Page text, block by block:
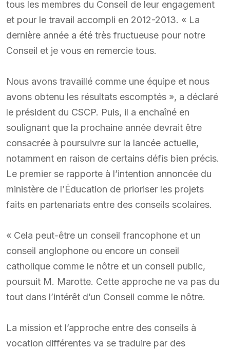
tous les membres du Conseil de leur engagement
et pour le travail accompli en 2012-2013. « La
dernière année a été très fructueuse pour notre
Conseil et je vous en remercie tous.
Nous avons travaillé comme une équipe et nous
avons obtenu les résultats escomptés », a déclaré
le président du CSCP. Puis, il a enchaîné en
soulignant que la prochaine année devrait être
consacrée à poursuivre sur la lancée actuelle,
notamment en raison de certains défis bien précis.
Le premier se rapporte à l’intention annoncée du
ministère de l’Éducation de prioriser les projets
faits en partenariats entre des conseils scolaires.
« Cela peut-être un conseil francophone et un
conseil anglophone ou encore un conseil
catholique comme le nôtre et un conseil public,
poursuit M. Marotte. Cette approche ne va pas du
tout dans l’intérêt d’un Conseil comme le nôtre.
La mission et l’approche entre des conseils à
vocation différentes va se traduire par des